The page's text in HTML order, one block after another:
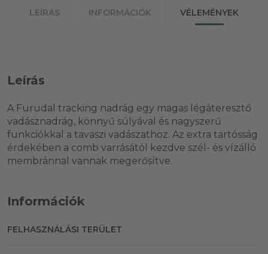
LEÍRÁS INFORMÁCIÓK VÉLEMÉNYEK
Leírás
A Furudal tracking nadrág egy magas légáteresztő
vadásznadrág, könnyű súlyával és nagyszerű
funkciókkal a tavaszi vadászathoz. Az extra tartósság
érdekében a comb varrásától kezdve szél- és vízálló
membránnal vannak megerősítve.
Információk
FELHASZNÁLÁSI TERÜLET